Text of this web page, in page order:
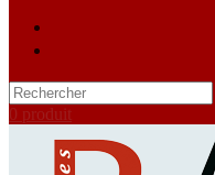
0 produit